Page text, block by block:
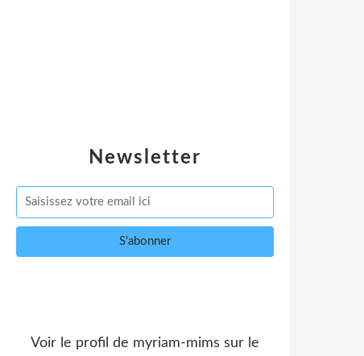
Newsletter
Voir le profil de myriam-mims sur le